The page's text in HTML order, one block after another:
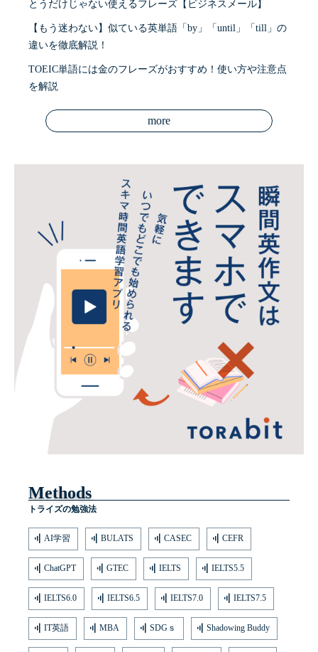
とうだけじゃない使えるフレーズ【ビジネスメール】
【もう迷わない】似ている英単語「by」「until」「till」の
違いを徹底解説！
TOEIC単語には金のフレーズがおすすめ！使い方や注意点
を解説
more
Methods
トライズの勉強法
AI学習 BULATS CASEC CEFR
ChatGPT GTEC IELTS IELTS5.5
IELTS6.0 IELTS6.5 IELTS7.0 IELTS7.5
IT英語 MBA SDGｓ Shadowing Buddy